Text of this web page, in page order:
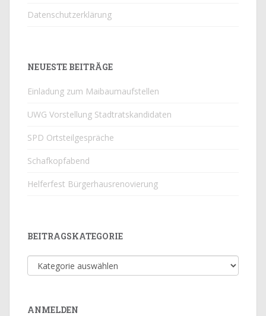
Datenschutzerklärung
NEUESTE BEITRÄGE
Einladung zum Maibaumaufstellen
UWG Vorstellung Stadtratskandidaten
SPD Ortsteilgespräche
Schafkopfabend
Helferfest Bürgerhausrenovierung
BEITRAGSKATEGORIE
Beitragskategorie
ANMELDEN